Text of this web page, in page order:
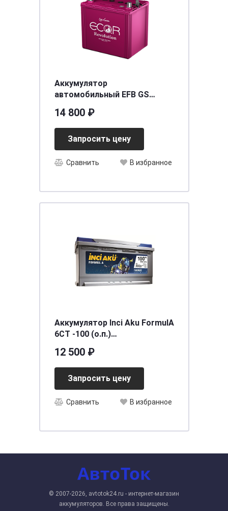
Аккумулятор
автомобильный EFB GS
(95D23L) (Q-85) 70 (о.п.)
Start-Stop EFB
[д234ш127в225/650]
14 800 ₽
Запросить цену
Сравнить В избранное
Аккумулятор Inci Aku FormulА
6СТ -100 (о.п.)
12 500 ₽
Запросить цену
Сравнить В избранное
© 2007-2026, avtotok24.ru - интернет-магазин
аккумуляторов. Все права защищены.